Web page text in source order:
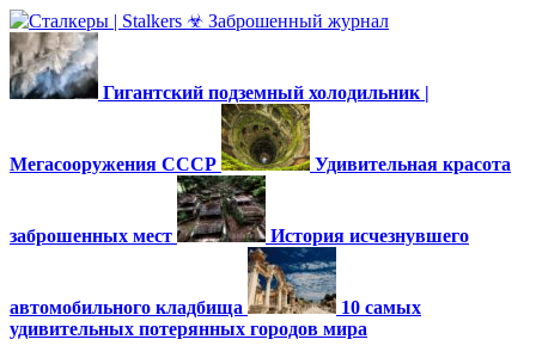
Гигантский подземный холодильник |
Мегасооружения СССР Удивительная красота
заброшенных мест История исчезнувшего
автомобильного кладбища
10 самых
удивительных потерянных городов мира